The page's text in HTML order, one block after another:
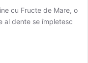
cu Fructe de Mare, o
al dente se împletesc